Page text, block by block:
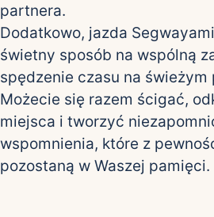
partnera.
Dodatkowo, jazda
świetny sposób na wspólną
spędzenie czasu na świeżym
Możecie się razem ścigać,
miejsca i tworzyć
wspomnienia, które z
pozostaną w Waszej pamięci.